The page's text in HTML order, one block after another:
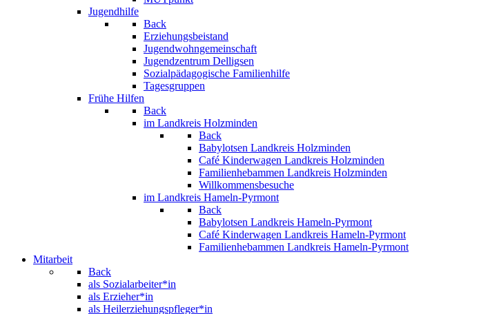
Jugendhilfe
Back
Erziehungsbeistand
Jugendwohngemeinschaft
Jugendzentrum Delligsen
Sozialpädagogische Familienhilfe
Tagesgruppen
Frühe Hilfen
Back
im Landkreis Holzminden
Back
Babylotsen Landkreis Holzminden
Café Kinderwagen Landkreis Holzminden
Familienhebammen Landkreis Holzminden
Willkommensbesuche
im Landkreis Hameln-Pyrmont
Back
Babylotsen Landkreis Hameln-Pyrmont
Café Kinderwagen Landkreis Hameln-Pyrmont
Familienhebammen Landkreis Hameln-Pyrmont
Mitarbeit
Back
als Sozialarbeiter*in
als Erzieher*in
als Heilerziehungspfleger*in